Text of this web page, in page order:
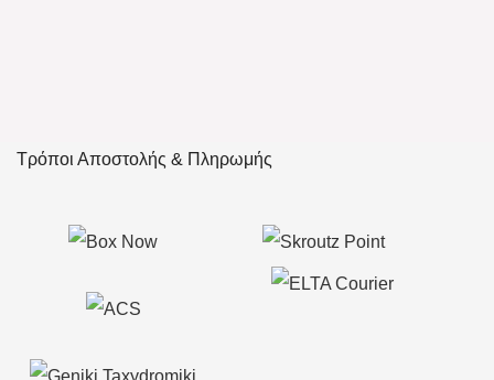
Τρόποι Αποστολής & Πληρωμής